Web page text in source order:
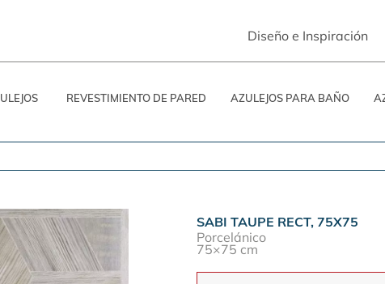
Diseño e Inspiración
REVESTIMIENTO DE PARED AZULEJOS PARA BAÑO
SABI TAUPE RECT, 75X75
Porcelánico
75×75 cm